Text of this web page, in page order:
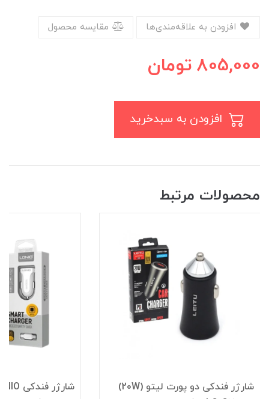
مقایسه محصول
805,000 تومان
محصولات مرتبط
شارژر فندکی دو پورت لیتو (20W)